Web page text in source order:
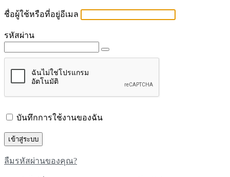
ชื่อผู้ใช้หรือที่อยู่อีเมล
รหัสผ่าน
บันทึกการใช้งานของฉัน
ลืมรหัสผ่านของคุณ?